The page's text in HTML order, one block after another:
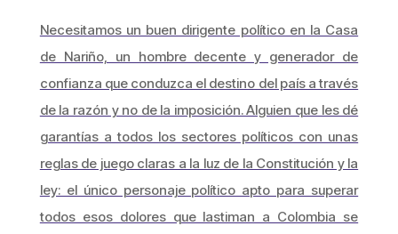
Necesitamos un buen dirigente político en la Casa
de Nariño, un hombre decente y generador de
confianza que conduzca el destino del país a través
de la razón y no de la imposición. Alguien que les dé
garantías a todos los sectores políticos con unas
reglas de juego claras a la luz de la Constitución y la
ley: el único personaje político apto para superar
todos esos dolores que lastiman a Colombia se